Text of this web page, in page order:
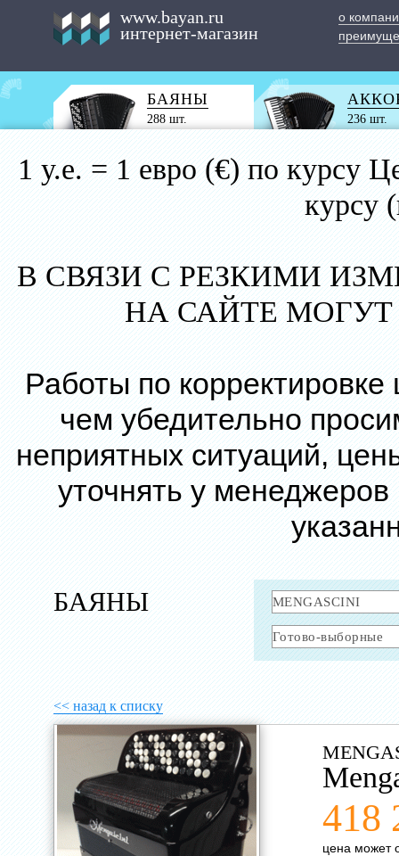
www.bayan.ru
интернет-магазин
о
БАЯНЫ
288 шт. 236 шт.
1 у.е. = 1 евро (€) по курсу
курсу
В СВЯЗИ С РЕЗКИМИ
НА САЙТЕ
Работы по
чем убедительно
неприятных ситуаций,
уточнять у
БАЯНЫ
<< назад к списку
418
цена может